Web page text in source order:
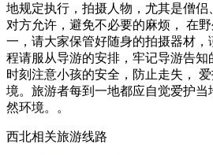
地规定执行，拍摄人物，尤其是僧
对方允许，避免不必要的麻烦， 在
一，请大家保管好随身的拍摄器材，
程请服从导游的安排，牢记导游告
时刻注意小孩的安全，防止走失，
境。旅游者每到一地都应自觉爱护当
然环境。。
西北相关旅游线路